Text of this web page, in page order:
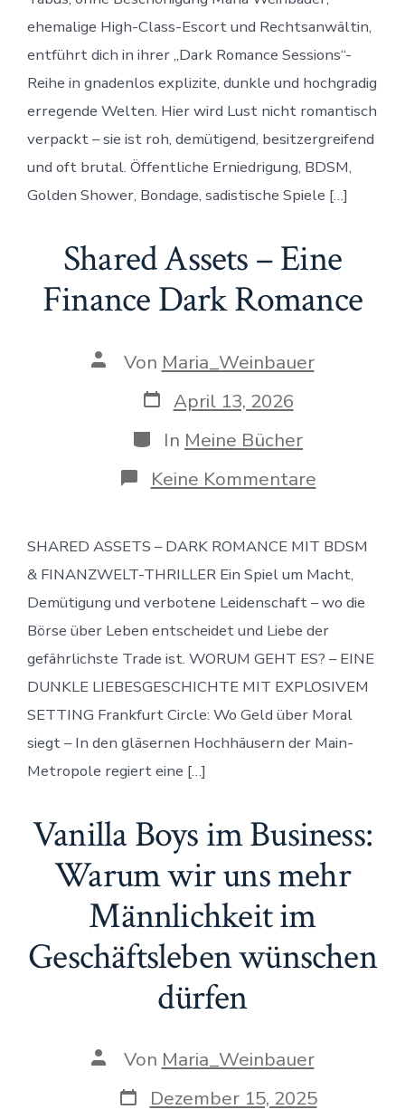
Sessions
ehemalige High-Class-Escort und Rechtsanwältin,
entführt dich in ihrer „Dark Romance Sessions“-
Reihe in gnadenlos explizite, dunkle und hochgradig
erregende Welten. Hier wird Lust nicht romantisch
verpackt – sie ist roh, demütigend, besitzergreifend
und oft brutal. Öffentliche Erniedrigung, BDSM,
Golden Shower, Bondage, sadistische Spiele […]
Shared Assets – Eine
Finance Dark Romance
Beitragsautor
Von Maria_Weinbauer
Veröffentlichungsdatum
April 13, 2026
Kategorien
In Meine Bücher
Keine Kommentarezu
Shared
Eine
Finance
Dark
Romance
SHARED ASSETS – DARK ROMANCE MIT BDSM
& FINANZWELT-THRILLER Ein Spiel um Macht,
Demütigung und verbotene Leidenschaft – wo die
Börse über Leben entscheidet und Liebe der
gefährlichste Trade ist. WORUM GEHT ES? – EINE
DUNKLE LIEBESGESCHICHTE MIT EXPLOSIVEM
SETTING Frankfurt Circle: Wo Geld über Moral
siegt – In den gläsernen Hochhäusern der Main-
Metropole regiert eine […]
Vanilla Boys im Business:
Warum wir uns mehr
Männlichkeit im
Geschäftsleben wünschen
dürfen
Beitragsautor
Von Maria_Weinbauer
Veröffentlichungsdatum
Dezember 15, 2025